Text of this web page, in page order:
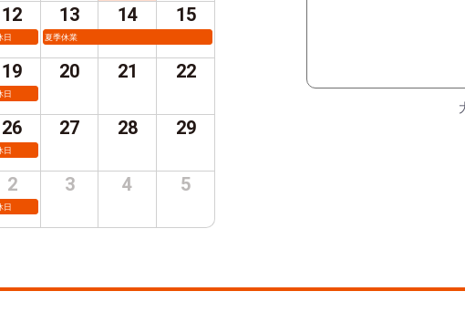
12
日
13
夏季休業
14 15
19
日
20 21 22
26
日
27 28 29
2
日
3 4 5